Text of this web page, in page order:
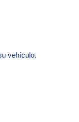
vehículo.